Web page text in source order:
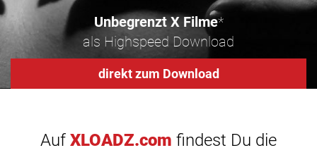
Unbegrenzt X Filme*
als Highspeed Download
direkt zum Download
Auf XLOADZ.com findest Du die